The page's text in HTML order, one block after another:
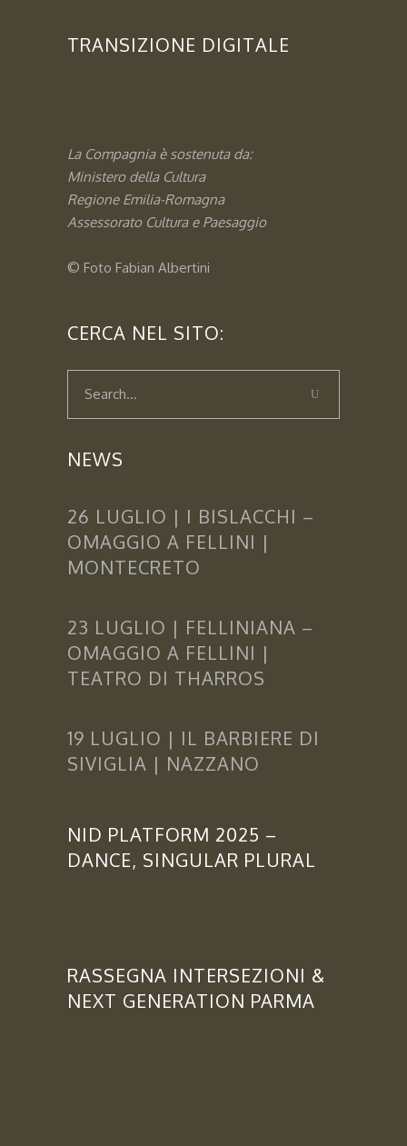
TRANSIZIONE DIGITALE
La Compagnia è sostenuta da:
Ministero della Cultura
Regione Emilia-Romagna
Assessorato Cultura e Paesaggio
© Foto Fabian Albertini
CERCA NEL SITO:
NEWS
26 LUGLIO | I BISLACCHI –
OMAGGIO A FELLINI |
MONTECRETO
23 LUGLIO | FELLINIANA –
OMAGGIO A FELLINI |
TEATRO DI THARROS
19 LUGLIO | IL BARBIERE DI
SIVIGLIA | NAZZANO
NID PLATFORM 2025 –
DANCE, SINGULAR PLURAL
RASSEGNA INTERSEZIONI &
NEXT GENERATION PARMA